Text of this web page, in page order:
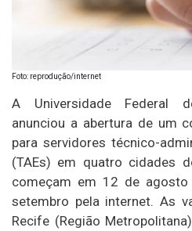
Foto: reprodução/internet
A Universidade Federal
anunciou a abertura de um
para servidores técnico-
(TAEs) em quatro cidades
começam em 12 de
setembro pela internet. As
Recife (Região